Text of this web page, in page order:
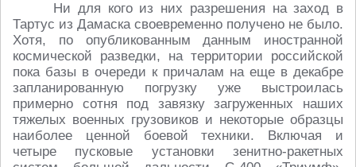
Ни для кого из них разрешения на заход в
Тартус из Дамаска своевременно получено не было.
Хотя, по опубликованным данным иностранной
космической разведки, на территории российской
пока базы в очереди к причалам на еще в декабре
запланированную погрузку уже выстроилась
примерно сотня под завязку загруженных наших
тяжелых военных грузовиков и некоторые образцы
наиболее ценной боевой техники. Включая и
четыре пусковые установки зенитно-ракетных